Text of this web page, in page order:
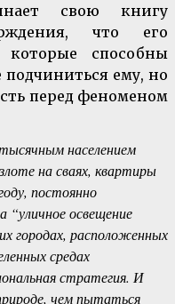
свою книгу
что его
способны
подчиниться ему, но
перед феноменом
населением
на сваях, квартиры
постоянно
“уличное освещение
городах, расположенных
средах
стратегия. И
чем пытаться